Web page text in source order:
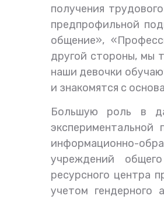
получения
предпрофильной
общение»,
другой стороны, мы
наши девочки
и знакомятся с
Большую роль в
информационно-
учреждений
ресурсного центра
учетом гендерного